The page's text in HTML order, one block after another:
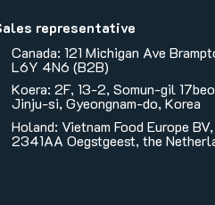
representative
Canada: 121 Michigan Ave
L6Y 4N6 (B2B)
Koera: 2F, 13-2, Somun-gil
Jinju-si, Gyeongnam-do, Korea
Holand: Vietnam Food Europe
2341AA Oegstgeest, the